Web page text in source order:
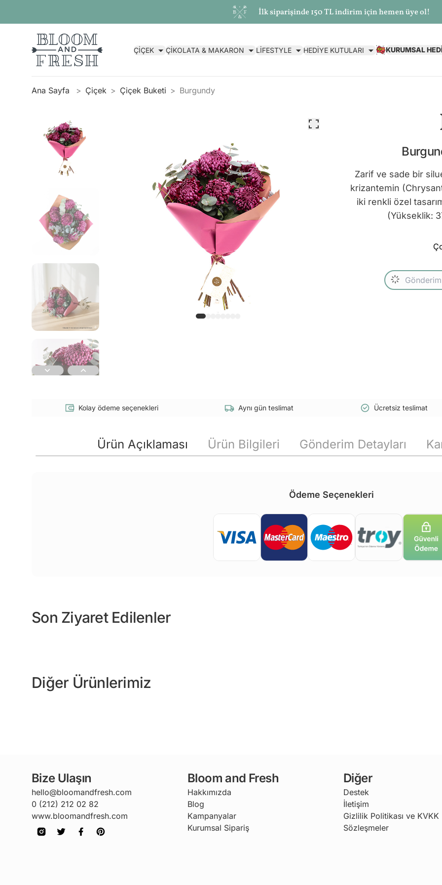
İlk siparişinde 150 TL indirim için hemen üye ol!
ÇİÇEK ÇİKOLATA & MAKARON LİFESTYLE HEDİYE KUTULARI KURUMSAL
Ana Sayfa Çiçek Çiçek Buketi Burgundy
Zarif ve sade bir
krizantemin
iki renkli özel
(Yükseklik:
Kolay ödeme seçenekleri Aynı gün teslimat Ücretsiz teslimat
Ürün Açıklaması Ürün Bilgileri Gönderim Detayları
Ödeme Seçenekleri
Son Ziyaret Edilenler
Diğer Ürünlerimiz
Bize Ulaşın
hello@bloomandfresh.com
0 (212) 212 02 82
www.bloomandfresh.com
Bloom and Fresh
Hakkımızda
Blog
Kampanyalar
Kurumsal Sipariş
Diğer
Destek
İletişim
Gizlilik Politikası ve KVKK
Sözleşmeler